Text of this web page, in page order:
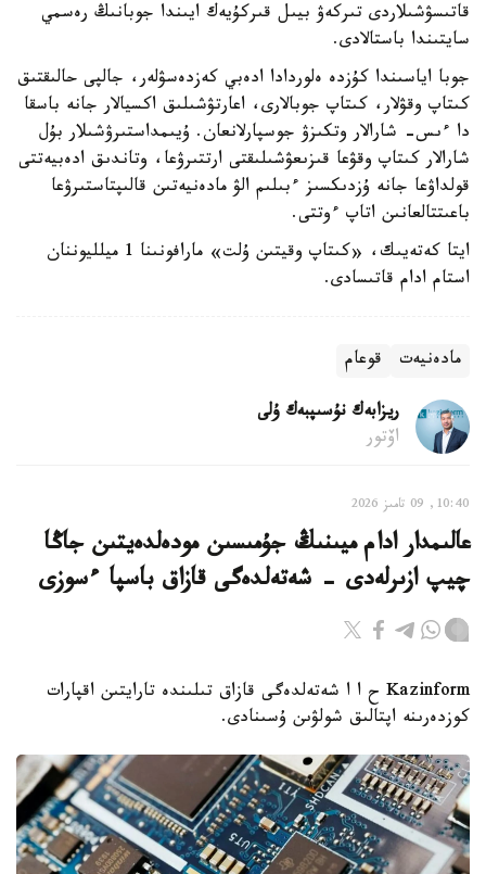
قاتىسۋشىلاردى تىركەۋ بيىل قىركۇيەك ايىندا جوبانىڭ رەسمي
سايتىندا باستالادى.
جوبا اياسىندا كۇزدە ەلوردادا ادەبي كەزدەسۋلەر، جالپى حالىقتىق
كىتاپ وقۋلار، كىتاپ جوبالارى، اعارتۋشىلىق اكسيالار جانە باسقا
دا ءىس- شارالار وتكىزۋ جوسپارلانعان. ۇيىمداستىرۋشىلار بۇل
شارالار كىتاپ وقۋعا قىزىعۋشىلىقتى ارتتىرۋعا، وتاندىق ادەبيەتتى
قولداۋعا جانە ۇزدىكسىز ءبىلىم الۋ مادەنيەتىن قالىپتاستىرۋعا
باعىتتالعانىن اتاپ ءوتتى.
ايتا كەتەيىك، «كىتاپ وقيتىن ۇلت» مارافونىنا 1 ميلليوننان
استام ادام قاتىسادى.
مادەنيەت قوعام
ريزابەك نۇسىپبەك ۇلى
اۆتور
10:40, 09 تامىز 2026
عالىمدار ادام ميىنىڭ جۇمىسىن مودەلدەيتىن جاڭا
چيپ ازىرلەدى - شەتەلدەگى قازاق باسپا ءسوزى
Kazinform ح ا ا شەتەلدەگى قازاق تىلىندە تارايتىن اقپارات
كوزدەرىنە اپتالىق شولۋىن ۇسىنادى.